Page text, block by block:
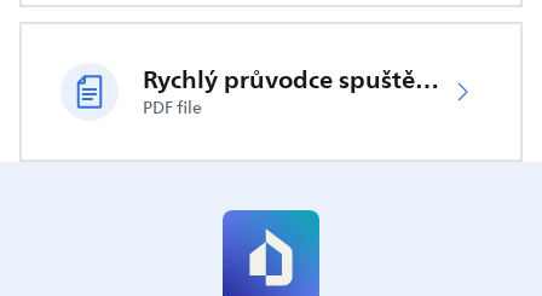
Rychlý průvodce spuštěním
PDF file